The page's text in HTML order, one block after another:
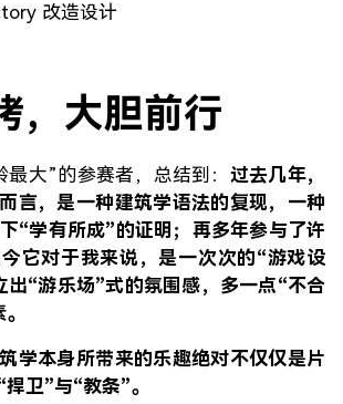
改造设计
，大胆前行
大”的参赛者，总结到： 过去几年，
言，是一种建筑学语法的复现，一种
“学有所成”的证明；再多年参与了许
它对于我来说，是一次次的“游戏设
出“游乐场”式的氛围感，多一点“不合
学本身所带来的乐趣绝对不仅仅是片
卫”与“教条”。